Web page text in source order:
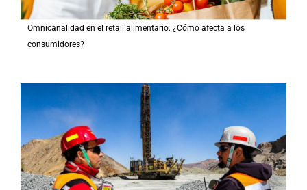
Omnicanalidad en el retail alimentario: ¿Cómo afecta a los
consumidores?